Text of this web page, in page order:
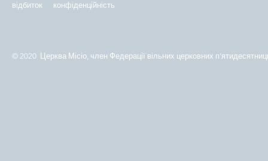
відбиток конфіденційність
© 2020 Церква Місіо, член Федерації вільних церковних